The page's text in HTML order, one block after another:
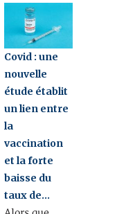
Covid : une
nouvelle
étude établit
un lien entre
la
vaccination
et la forte
baisse du
taux de…